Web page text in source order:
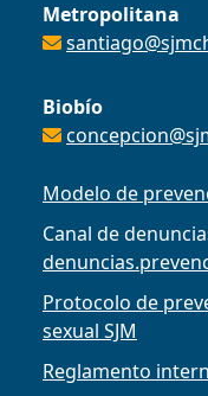
Metropolitana
Biobío
Modelo de
Canal de
Protocolo de
sexual SJM
Reglamento